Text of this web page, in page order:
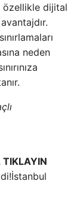
özellikle dijital
neden
TIKLAYIN
İstanbul